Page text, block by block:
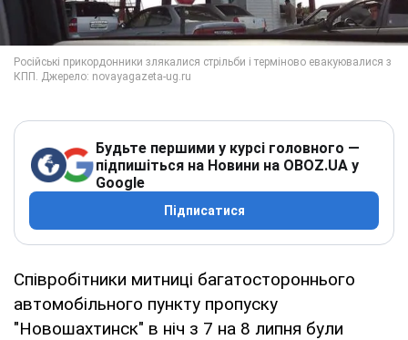
Будьте першими у курсі головного —
підпишіться на Новини на OBOZ.UA у
Google
Підписатися
Співробітники митниці багатостороннього
автомобільного пункту пропуску
"Новошахтинск" в ніч з 7 на 8 липня були